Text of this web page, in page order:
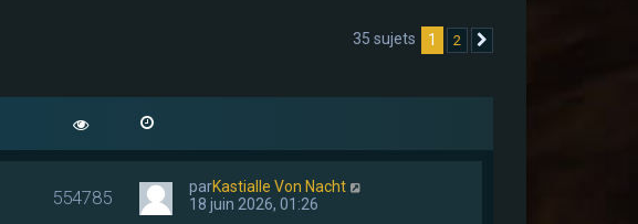
35 sujets 1 2
554785 parKastialle Von Nacht
18 juin 2026, 01:26